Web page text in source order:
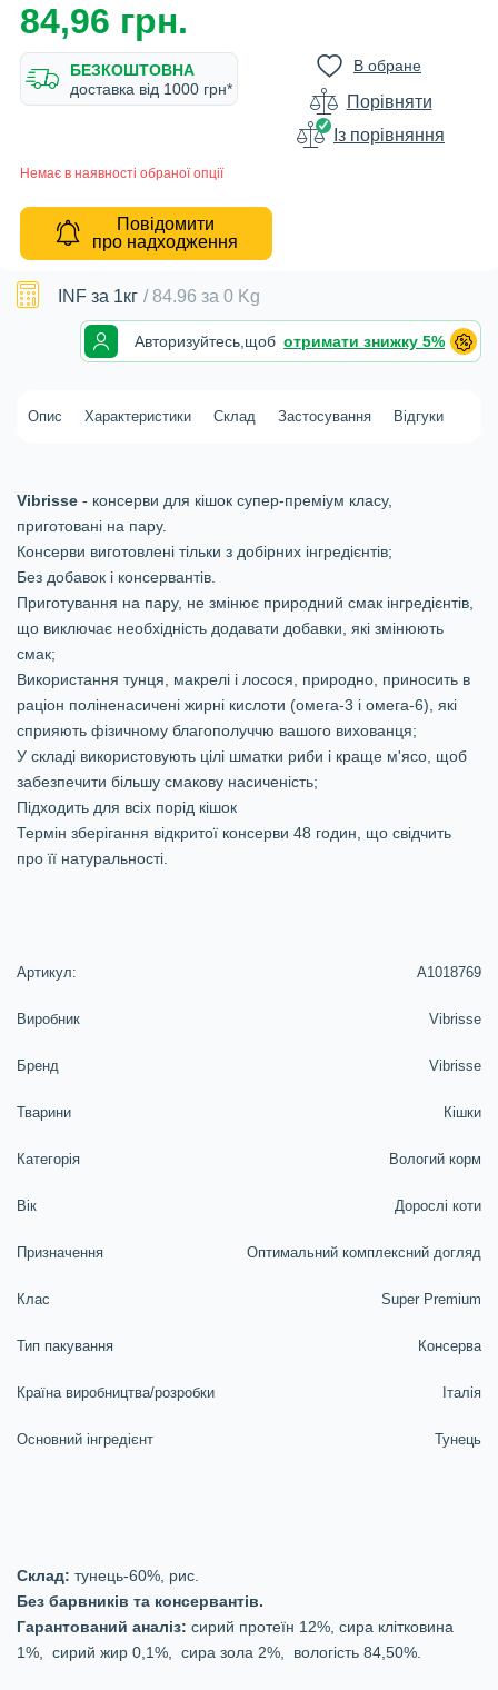
84,96 грн.
БЕЗКОШТОВНА
доставка вiд 1000 грн*
В обране
Порівняти
Iз порівняння
Немає в наявності обраної опції
Повідомити
про надходження
INF за 1кг /84.96 за 0 Kg
Авторизуйтесь, щоб отримати знижку 5%
Опис Характеристики Склад Застосування Відгуки
Vibrisse - консерви для кішок супер-преміум класу,
приготовані на пару.
Консерви виготовлені тільки з добірних інгредієнтів;
Без добавок і консервантів.
Приготування на пару, не змінює природний смак інгредієнтів,
що виключає необхідність додавати добавки, які змінюють
смак;
Використання тунця, макрелі і лосося, природно, приносить в
раціон поліненасичені жирні кислоти (омега-3 і омега-6), які
сприяють фізичному благополуччю вашого вихованця;
У складі використовують цілі шматки риби і краще м'ясо, щоб
забезпечити більшу смакову насиченість;
Підходить для всіх порід кішок
Термін зберігання відкритої консерви 48 годин, що свідчить
про її натуральності.
Артикул: A1018769
Виробник Vibrisse
Бренд Vibrisse
Тварини Кішки
Категорія Вологий корм
Вік Дорослі коти
Призначення Оптимальний комплексний догляд
Клас Super Premium
Тип пакування Консерва
Країна виробництва/розробки Італія
Основний інгредієнт Тунець
Склад: тунець-60%, рис.
Без барвників та консервантів.
Гарантований аналіз: сирий протеїн 12%, сира клітковина
1%, сирий жир 0,1%, сира зола 2%, вологість 84,50%.